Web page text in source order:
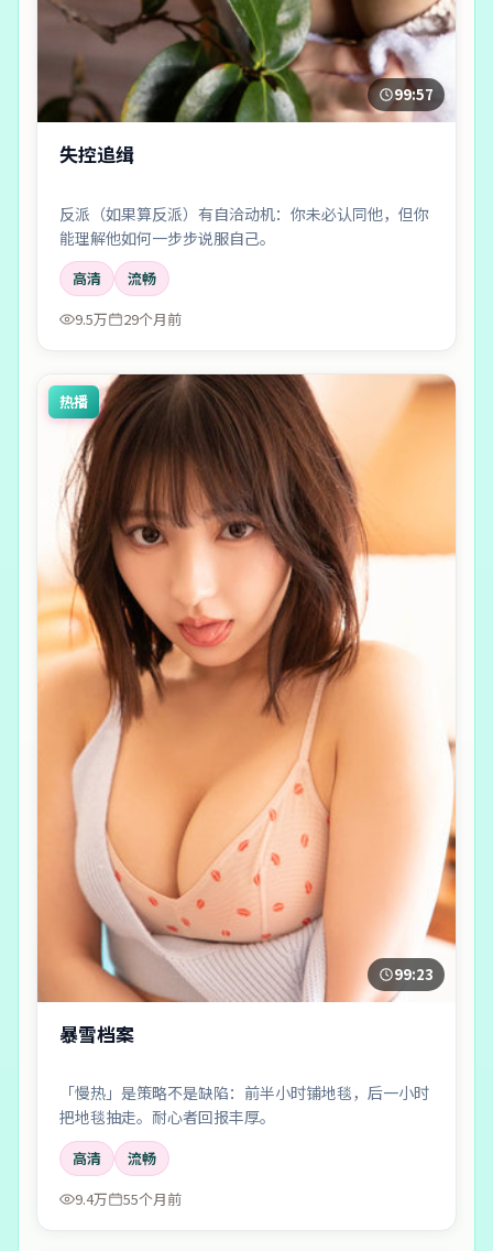
99:57
失控追缉
反派（如果算反派）有自洽动机：你未必认同他，但你
能理解他如何一步步说服自己。
高清
流畅
9.5万
29个月前
热播
99:23
暴雪档案
「慢热」是策略不是缺陷：前半小时铺地毯，后一小时
把地毯抽走。耐心者回报丰厚。
高清
流畅
9.4万
55个月前